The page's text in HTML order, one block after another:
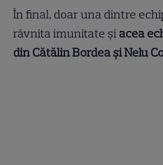
În final, doar una dintre
râvnita imunitate și acea
din Cătălin Bordea și Nelu